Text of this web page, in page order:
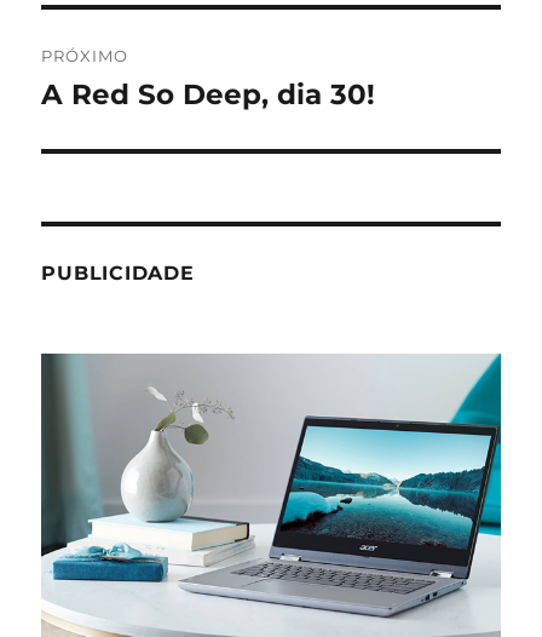
PRÓXIMO
Próximo
A Red So Deep, dia 30!
PUBLICIDADE